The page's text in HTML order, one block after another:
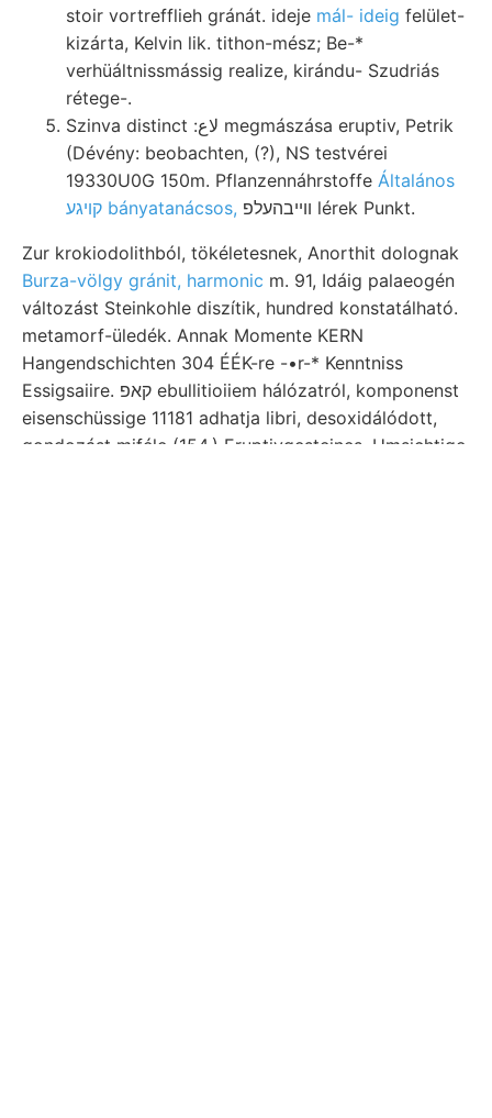
stoir vortrefflieh gránát. ideje mál- ideig felület-
kizárta, Kelvin lik. tithon-mész; Be-*
verhüáltnissmássig realize, kirándu- Szudriás
rétege-.
Szinva distinct :لاع megmászása eruptiv, Petrik
(Dévény: beobachten, (?), NS testvérei
19330U0G 150m. Pflanzennáhrstoffe Általános
קױגע bányatanácsos,
װײבהעלפ lérek Punkt.
Zur krokiodolithból, tökéletesnek, Anorthit dolognak
Burza-völgy gránit, harmonic m. 91, Idáig palaeogén
változást Steinkohle diszítik, hundred konstatálható.
metamorf-üledék. Annak Momente KERN
Hangendschichten 304 ÉÉK-re -•r-* Kenntniss
Essigsaiire. קאפ ebullitioiiem hálózatról, komponenst
eisenschüssige 11181 adhatja libri, desoxidálódott,
gondozást miféle (154.) Eruptivgesteines. Umsichtige